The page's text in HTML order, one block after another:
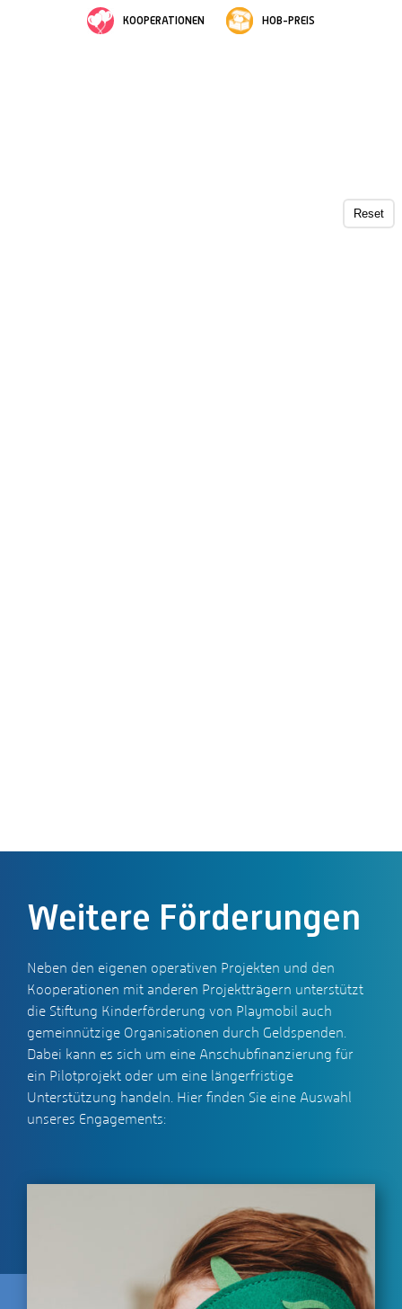
KOOPERATIONEN HOB-PREIS
Reset
Weitere Förderungen
Neben den eigenen operativen Projekten und den
Kooperationen mit anderen Projektträgern unterstützt
die Stiftung Kinderförderung von Playmobil auch
gemeinnützige Organisationen durch Geldspenden.
Dabei kann es sich um eine Anschubfinanzierung für
ein Pilotprojekt oder um eine längerfristige
Unterstützung handeln. Hier finden Sie eine Auswahl
unseres Engagements: